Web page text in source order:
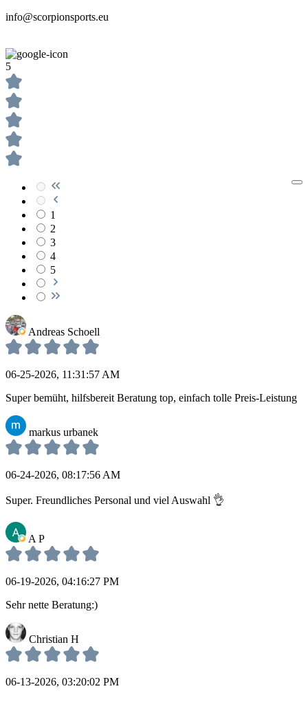
info@scorpionsports.eu
5
1
2
3
4
5
Andreas Schoell
06-25-2026, 11:31:57 AM
Super bemüht, hilfsbereit Beratung top, einfach tolle Preis-Leistung
markus urbanek
06-24-2026, 08:17:56 AM
Super. Freundliches Personal und viel Auswahl 👌
A P
06-19-2026, 04:16:27 PM
Sehr nette Beratung:)
Christian H
06-13-2026, 03:20:02 PM